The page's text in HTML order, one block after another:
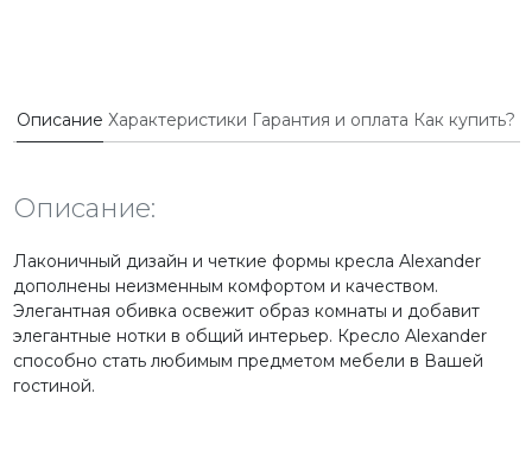
Описание Характеристики Гарантия и оплата Как купить?
Описание:
Лаконичный дизайн и четкие формы кресла Alexander
дополнены неизменным комфортом и качеством.
Элегантная обивка освежит образ комнаты и добавит
элегантные нотки в общий интерьер. Кресло Alexander
способно стать любимым предметом мебели в Вашей
гостиной.